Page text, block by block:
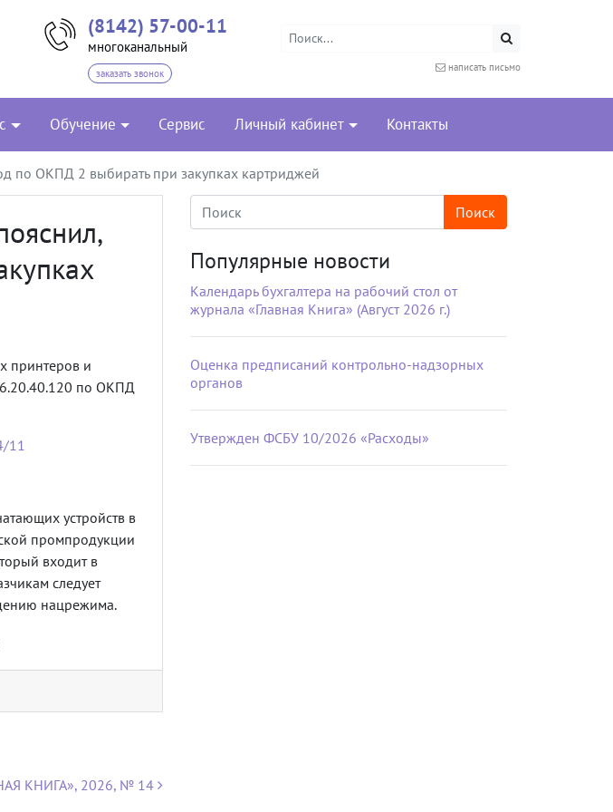
(8142) 57-00-11
многоканальный
заказать звонок
написать письмо
Обучение Сервис Личный кабинет Контакты
по ОКПД 2 выбирать при закупках картриджей
принтеров и
по ОКПД
11
устройств в
промпродукции
входит в
следует
нацрежима.
КНИГА», 2026, № 14
Популярные новости
Календарь бухгалтера на рабочий стол от
журнала «Главная Книга» (Август 2026 г.)
Оценка предписаний контрольно-надзорных
органов
Утвержден ФСБУ 10/2026 «Расходы»